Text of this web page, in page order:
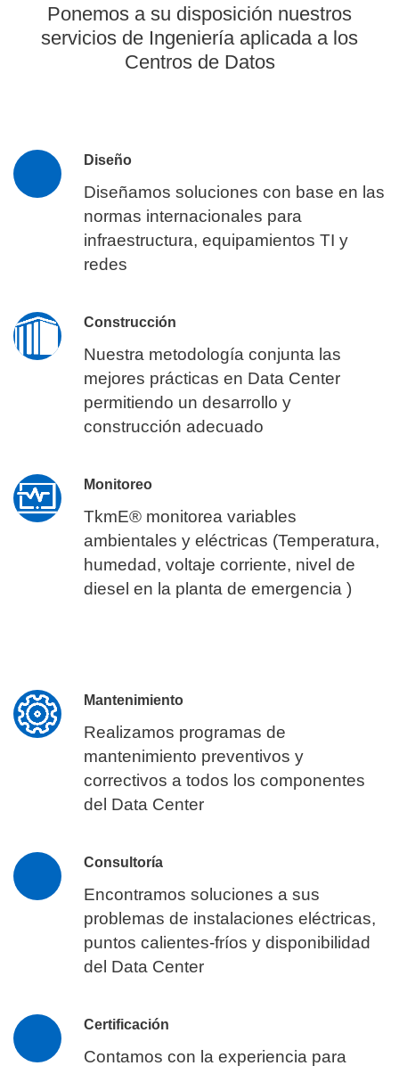
Ponemos a su disposición nuestros
servicios de Ingeniería aplicada a los
Centros de Datos
Diseño
Diseñamos soluciones con base en las
normas internacionales para
infraestructura, equipamientos TI y
redes
Construcción
Nuestra metodología conjunta las
mejores prácticas en Data Center
permitiendo un desarrollo y
construcción adecuado
Monitoreo
TkmE® monitorea variables
ambientales y eléctricas (Temperatura,
humedad, voltaje corriente, nivel de
diesel en la planta de emergencia )
Mantenimiento
Realizamos programas de
mantenimiento preventivos y
correctivos a todos los componentes
del Data Center
Consultoría
Encontramos soluciones a sus
problemas de instalaciones eléctricas,
puntos calientes-fríos y disponibilidad
del Data Center
Certificación
Contamos con la experiencia para